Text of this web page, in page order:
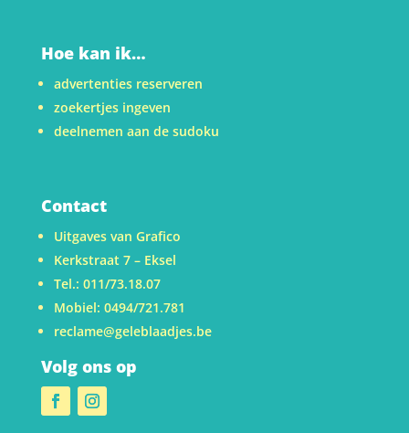
Hoe kan ik…
advertenties reserveren
zoekertjes ingeven
deelnemen aan de sudoku
Contact
Uitgaves van Grafico
Kerkstraat 7 – Eksel
Tel.: 011/73.18.07
Mobiel: 0494/721.781
reclame@geleblaadjes.be
Volg ons op